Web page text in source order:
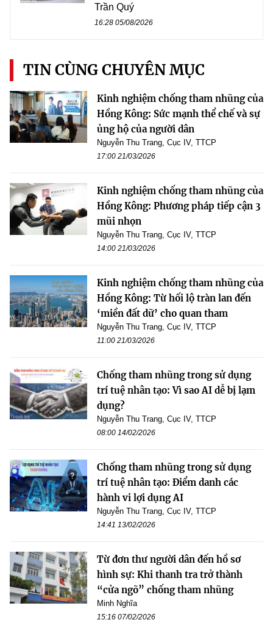
Trần Quý
16:28 05/08/2026
TIN CÙNG CHUYÊN MỤC
Kinh nghiệm chống tham nhũng của
Hồng Kông: Sức mạnh thể chế và sự
ủng hộ của người dân
Nguyễn Thu Trang, Cục IV, TTCP
17:00 21/03/2026
Kinh nghiệm chống tham nhũng của
Hồng Kông: Phương pháp tiếp cận 3
mũi nhọn
Nguyễn Thu Trang, Cục IV, TTCP
14:00 21/03/2026
Kinh nghiệm chống tham nhũng của
Hồng Kông: Từ hối lộ tràn lan đến
‘miền đất dữ’ cho quan tham
Nguyễn Thu Trang, Cục IV, TTCP
11:00 21/03/2026
Chống tham nhũng trong sử dụng
trí tuệ nhân tạo: Vì sao AI dễ bị lạm
dụng?
Nguyễn Thu Trang, Cục IV, TTCP
08:00 14/02/2026
Chống tham nhũng trong sử dụng
trí tuệ nhân tạo: Điểm danh các
hành vi lợi dụng AI
Nguyễn Thu Trang, Cục IV, TTCP
14:41 13/02/2026
Từ đơn thư người dân đến hồ sơ
hình sự: Khi thanh tra trở thành
“cửa ngõ” chống tham nhũng
Minh Nghĩa
15:16 07/02/2026